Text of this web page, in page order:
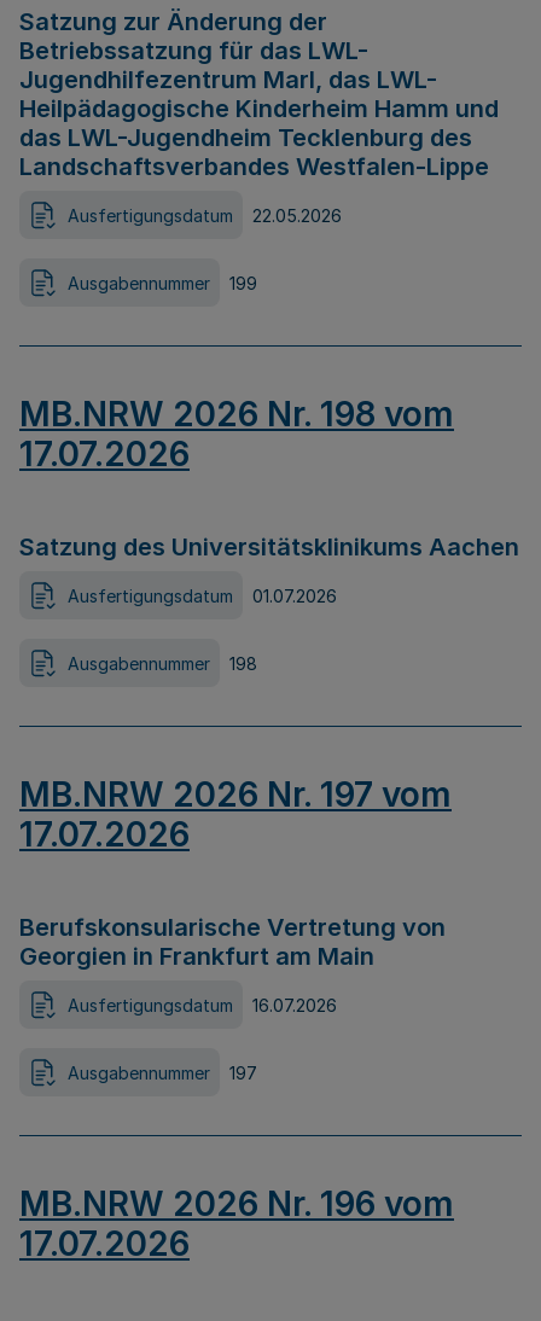
Satzung zur Änderung der
Betriebssatzung für das LWL-
Jugendhilfezentrum Marl, das LWL-
Heilpädagogische Kinderheim Hamm und
das LWL-Jugendheim Tecklenburg des
Landschaftsverbandes Westfalen-Lippe
Ausfertigungsdatum 22.05.2026
Ausgabennummer 199
MB.NRW 2026 Nr. 198 vom
17.07.2026
Satzung des Universitätsklinikums Aachen
Ausfertigungsdatum 01.07.2026
Ausgabennummer 198
MB.NRW 2026 Nr. 197 vom
17.07.2026
Berufskonsularische Vertretung von
Georgien in Frankfurt am Main
Ausfertigungsdatum 16.07.2026
Ausgabennummer 197
MB.NRW 2026 Nr. 196 vom
17.07.2026